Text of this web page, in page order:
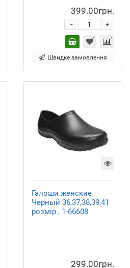
399.00грн.
+
-
Швидке замовлення
Галоши женские
Черный 36,37,38,39,41
розмір , 1-66608
299.00грн.